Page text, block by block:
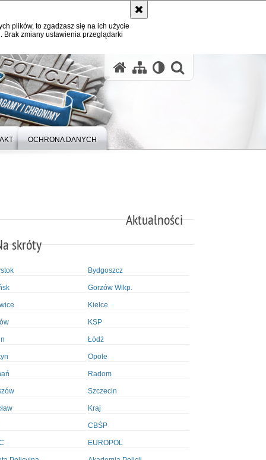
plików, to zgadzasz się na ich użycie
zmiany ustawienia przeglądarki
OCHRONA DANYCH
Aktualności
skróty
Bydgoszcz
Gorzów Wlkp.
Kielce
KSP
Łódź
Opole
Radom
Szczecin
Kraj
CBŚP
EUROPOL